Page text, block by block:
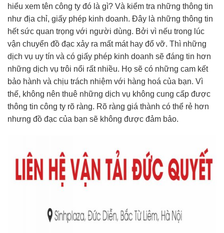
hiểu xem tên công ty đó là gì? Và kiểm tra những thông tin
như địa chỉ, giấy phép kinh doanh. Đây là những thông tin
hết sức quan trọng với người dùng. Bởi vì nếu trong lúc
vận chuyển đồ đạc xảy ra mất mát hay đổ vỡ. Thì những
dịch vụ uy tín và có giấy phép kinh doanh sẽ đáng tin hơn
những dịch vụ trôi nổi rất nhiều. Họ sẽ có những cam kết
bảo hành và chịu trách nhiệm với hàng hoá của bạn. Vì
thế, không nên thuê những dịch vụ không cung cấp được
thông tin công ty rõ ràng. Rõ ràng giá thành có thể rẻ hơn
nhưng đồ đạc của bạn sẽ không được đảm bảo.